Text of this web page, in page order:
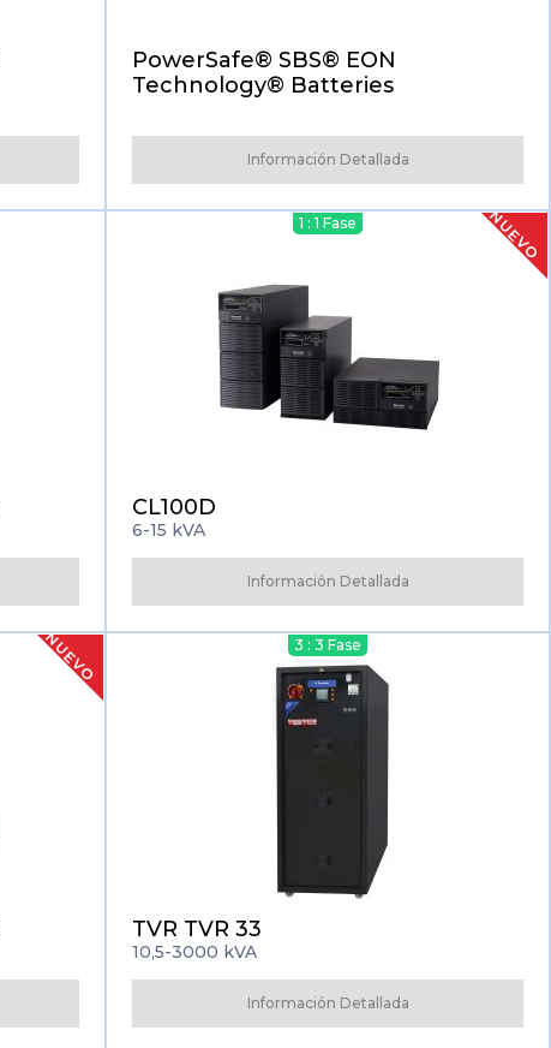
PowerSafe® SBS® EON
Technology® Batteries
Información Detallada
NUEVO
1 : 1 Fase
CL100D
6-15 kVA
Información Detallada
NUEVO 3 : 3 Fase
TVR TVR 33
10,5-3000 kVA
Información Detallada